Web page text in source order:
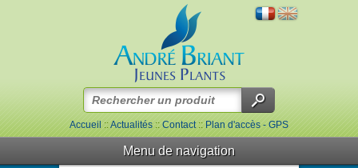
Accueil::Actualités::Contact::Plan d'accès - GPS
Menu de navigation